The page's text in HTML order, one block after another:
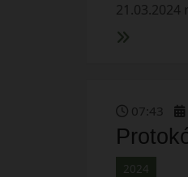
21.03.2024
07 43
2024